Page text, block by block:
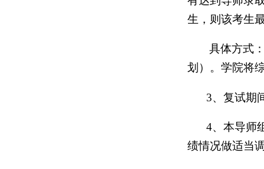
生，则该考生
具体方式
划）。学院将
3、复试期
4、本导师
绩情况做适当